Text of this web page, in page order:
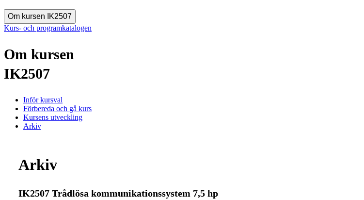
Om kursen IK2507
Kurs- och programkatalogen
Om kursen
IK2507
Inför kursval
Förbereda och gå kurs
Kursens utveckling
Arkiv
Arkiv
IK2507 Trådlösa kommunikationssystem 7,5 hp